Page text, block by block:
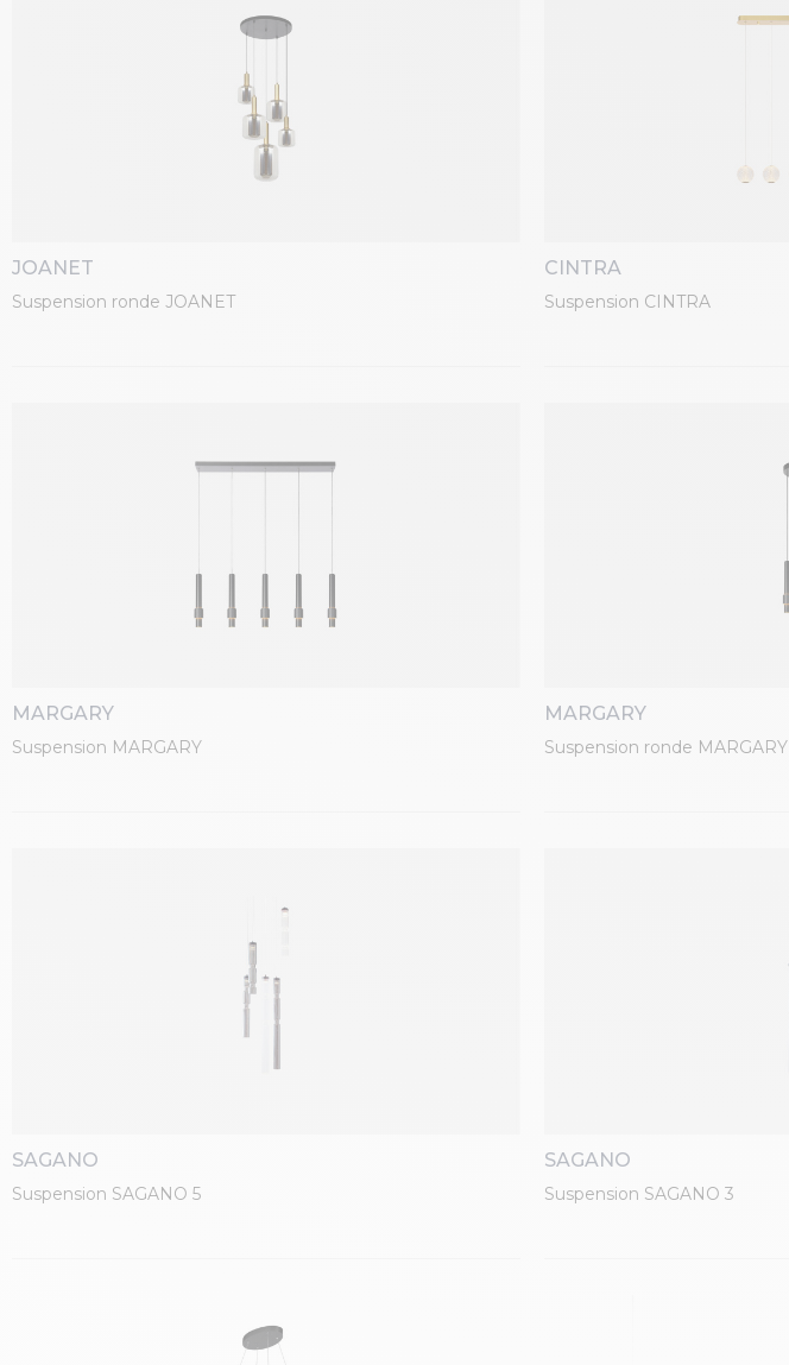
JOANET
Suspension ronde JOANET
CINTRA
Suspension CINTRA
MARGARY
Suspension MARGARY
MARGARY
Suspension ronde MARGARY
SAGANO
Suspension SAGANO 5
SAGANO
Suspension SAGANO 3